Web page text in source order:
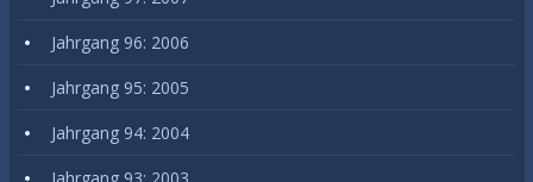
Jahrgang 96: 2006
Jahrgang 95: 2005
Jahrgang 94: 2004